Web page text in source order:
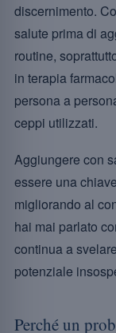
discernimento.
salute prima di
routine,
in terapia
persona a
ceppi utilizzati.
Aggiungere con
essere una
migliorando al
hai mai parlato
continua a
potenziale
Perché un